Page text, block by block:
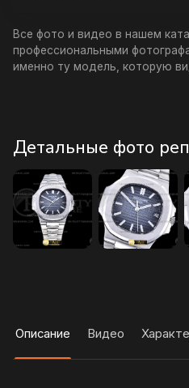
Все фото и видео в нашем
профессиональными
именно ту модель, которую
Детальные фото
Описание Видео